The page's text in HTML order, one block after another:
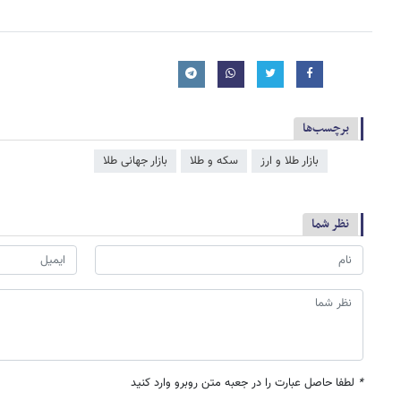
برچسب‌ها
بازار طلا و ارز سکه و طلا بازار جهانی طلا
نظر شما
* لطفا حاصل عبارت را در جعبه متن روبرو وارد کنید